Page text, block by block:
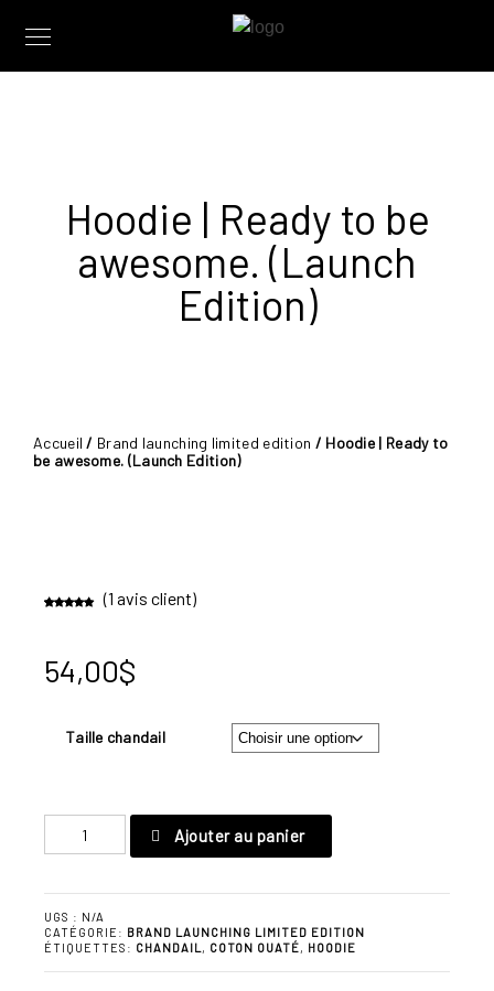
Hoodie | Ready to be
awesome. (Launch
Edition)
Accueil / Brand launching limited edition / Hoodie | Ready to
be awesome. (Launch Edition)
(1 avis client)
54,00$
Taille chandail
quantité
de
Ready
to
be
Ajouter au panier
UGS : N/A
CATÉGORIE: BRAND LAUNCHING LIMITED EDITION
ÉTIQUETTES: CHANDAIL, COTON OUATÉ, HOODIE